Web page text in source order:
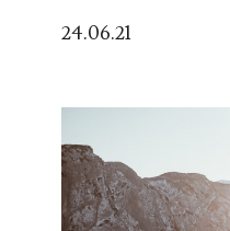
24.06.21